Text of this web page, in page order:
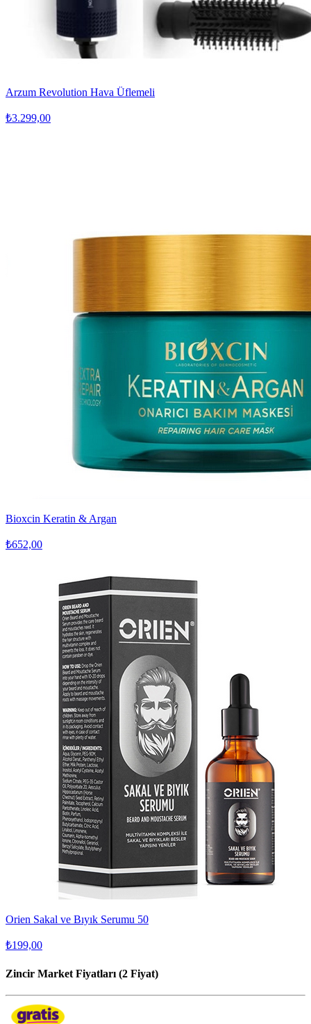
Arzum Revolution Hava Üflemeli
₺3.299,00
Bioxcin Keratin & Argan
₺652,00
Orien Sakal ve Bıyık Serumu 50
₺199,00
Zincir Market Fiyatları (2 Fiyat)